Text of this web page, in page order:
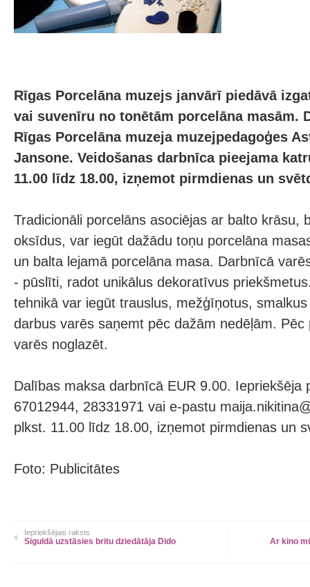
Rīgas Porcelāna muzejs janvārī piedāvā
vai suvenīru no tonētām porcelāna masām.
Rīgas Porcelāna muzeja muzejpedagoģes
Jansone. Veidošanas darbnīca pieejama
11.00 līdz 18.00, izņemot pirmdienas un
Tradicionāli porcelāns asociējas ar balto krāsu,
oksīdus, var iegūt dažādu toņu porcelāna
un balta lejamā porcelāna masa. Darbnīcā
- pūslīti, radot unikālus dekoratīvus
tehnikā var iegūt trauslus, mežģīņotus,
darbus varēs saņemt pēc dažām nedēļām.
varēs noglazēt.
Dalības maksa darbnīcā EUR 9.00. Iepriekšēja
67012944, 28331971 vai e-pastu
plkst. 11.00 līdz 18.00, izņemot pirmdienas un
Foto: Publicitātes
Iepriekšējais raksts
Siguldā uzstāsies britu dziedātāja Dido Ar kino